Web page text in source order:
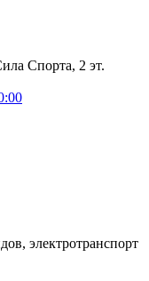
Спорта, 2 эт.
электротранспорт